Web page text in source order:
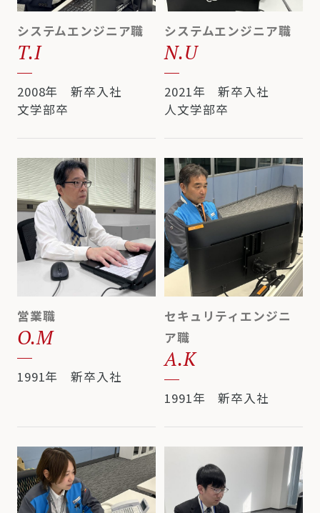
システムエンジニア職
T.I
2008年 新卒入社
文学部卒
システムエンジニア職
N.U
2021年 新卒入社
人文学部卒
営業職
O.M
1991年 新卒入社
セキュリティエンジニ
ア職
A.K
1991年 新卒入社